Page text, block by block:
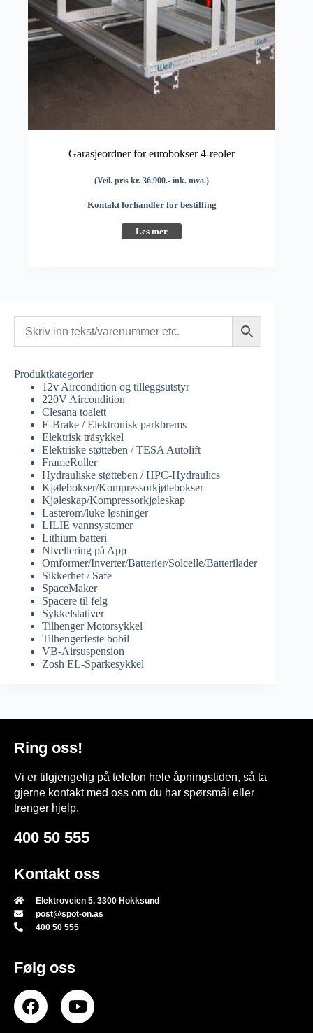
Garasjeordner for eurobokser 4-reoler
(Veil. pris kr. 36.900.- ink. mva.)
Kontakt forhandler for bestilling
Les mer
Produktkategorier
12v Aircondition og tilleggsutstyr
220V Aircondition
Clesana toalett
E-Brake / Elektronisk parkbrems
Elektrisk tråsykkel
Elektriske støtteben / TESA Autolift
FrameRoller
Hydrauliske støtteben / HPC-Hydraulics
Kjølebokser/Kompressorkjølebokser
Kjøleskap/Kompressorkjøleskap
Lasterom/luke løsninger
LILIE vannsystemer
Lithium batteri
Nivellering på App
Omformer/Inverter/Batterier/Solcelle/Batterilader
Sikkerhet / Safe
SpaceMaker
Spacere til felg
Sykkelstativer
Tilhenger Motorsykkel
Tilhengerfeste bobil
VB-Airsuspension
Zosh EL-Sparkesykkel
Ring oss!
Vi er tilgjengelig på telefon hele åpningstiden, så ta
gjerne kontakt med oss om du har spørsmål eller
trenger hjelp.
400 50 555
Kontakt oss
Elektroveien 5, 3300 Hokksund
post@spot-on.as
400 50 555
Følg oss